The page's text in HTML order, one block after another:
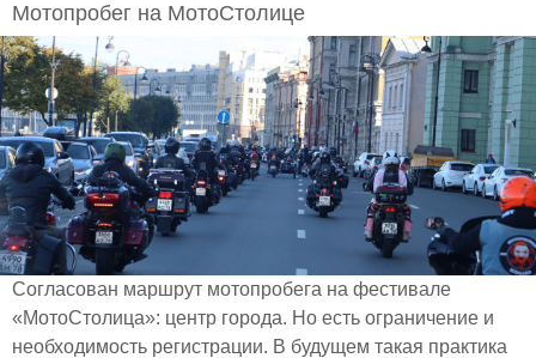
Мотопробег на МотоСтолице
Согласован маршрут мотопробега на фестивале
«МотоСтолица»: центр города. Но есть ограничение и
необходимость регистрации. В будущем такая практика